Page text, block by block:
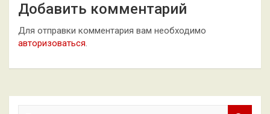
Добавить комментарий
Для отправки комментария вам необходимо
авторизоваться.